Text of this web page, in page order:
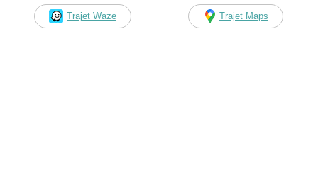
Trajet Waze Trajet Maps